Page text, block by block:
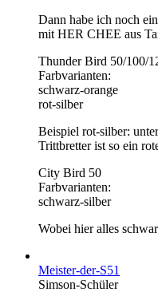
Dann habe ich noch
mit HER CHEE aus
Thunder Bird 50/100/
Farbvarianten:
schwarz-orange
rot-silber
Beispiel rot-silber:
Trittbretter ist so ein
City Bird 50
Farbvarianten:
schwarz-silber
Wobei hier alles
Meister-der-S51
Simson-Schüler